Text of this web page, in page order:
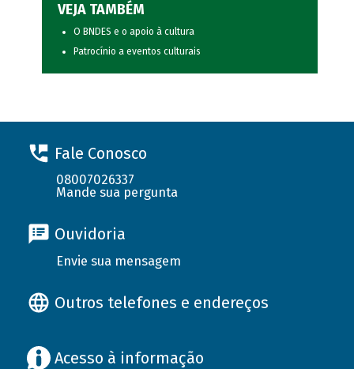
VEJA TAMBÉM
O BNDES e o apoio à cultura
Patrocínio a eventos culturais
Fale Conosco
08007026337
Mande sua pergunta
Ouvidoria
Envie sua mensagem
Outros telefones e endereços
Acesso à informação